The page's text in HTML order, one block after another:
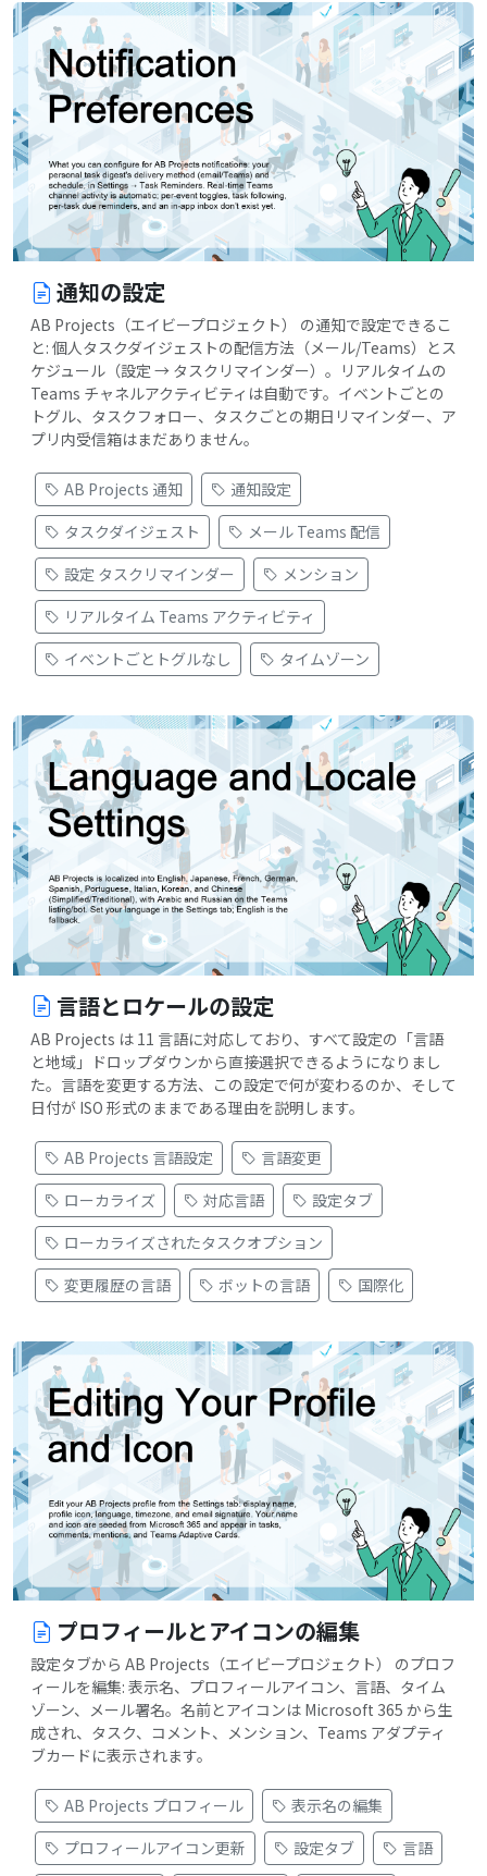
通知の設定
AB Projects（エイビープロジェクト） の通知で設定できるこ
と: 個人タスクダイジェストの配信方法（メール/Teams）とス
ケジュール（設定 → タスクリマインダー）。リアルタイムの
Teams チャネルアクティビティは自動です。イベントごとの
トグル、タスクフォロー、タスクごとの期日リマインダー、ア
プリ内受信箱はまだありません。
AB Projects 通知
通知設定
タスクダイジェスト
メール Teams 配信
設定 タスクリマインダー
メンション
リアルタイム Teams アクティビティ
イベントごとトグルなし
タイムゾーン
言語とロケールの設定
AB Projects は 11 言語に対応しており、すべて設定の「言語
と地域」ドロップダウンから直接選択できるようになりまし
た。言語を変更する方法、この設定で何が変わるのか、そして
日付が ISO 形式のままである理由を説明します。
AB Projects 言語設定
言語変更
ローカライズ
対応言語
設定タブ
ローカライズされたタスクオプション
変更履歴の言語
ボットの言語 国際化
プロフィールとアイコンの編集
設定タブから AB Projects（エイビープロジェクト） のプロフ
ィールを編集: 表示名、プロフィールアイコン、言語、タイム
ゾーン、メール署名。名前とアイコンは Microsoft 365 から生
成され、タスク、コメント、メンション、Teams アダプティ
ブカードに表示されます。
AB Projects プロフィール
表示名の編集
プロフィールアイコン更新
設定タブ 言語